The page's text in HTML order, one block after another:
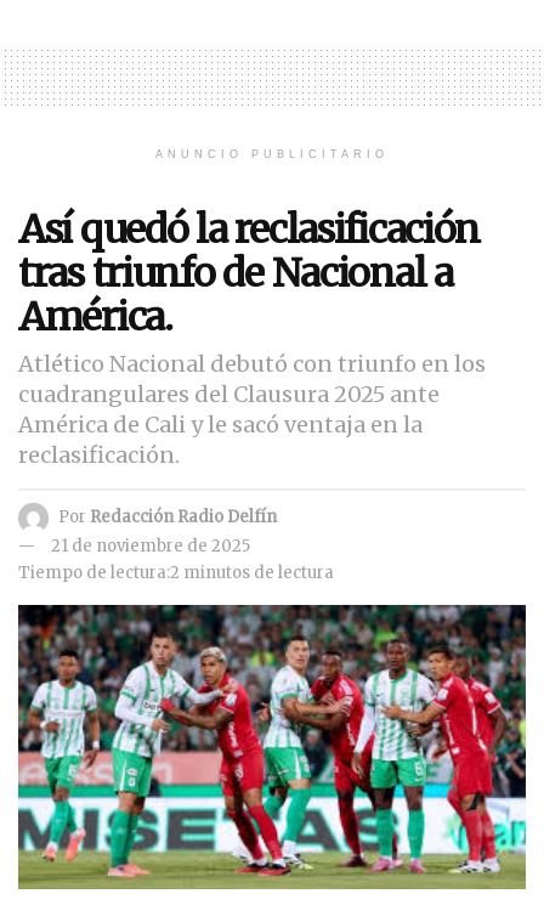
ANUNCIO PUBLICITARIO
Así quedó la reclasificación
tras triunfo de Nacional a
América.
Atlético Nacional debutó con triunfo en los
cuadrangulares del Clausura 2025 ante
América de Cali y le sacó ventaja en la
reclasificación.
Por Redacción Radio Delfín
21 de noviembre de 2025
Tiempo de lectura:2 minutos de lectura